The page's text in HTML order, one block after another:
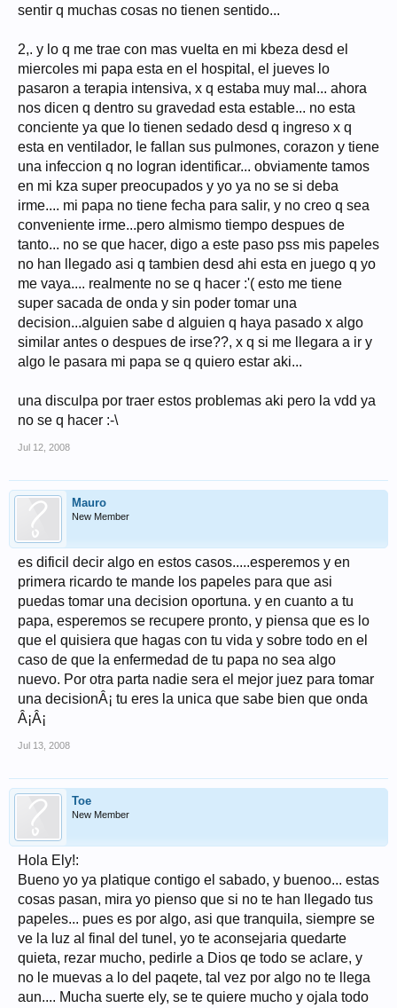
sentir q muchas cosas no tienen sentido...
2,. y lo q me trae con mas vuelta en mi kbeza desd el
miercoles mi papa esta en el hospital, el jueves lo
pasaron a terapia intensiva, x q estaba muy mal... ahora
nos dicen q dentro su gravedad esta estable... no esta
conciente ya que lo tienen sedado desd q ingreso x q
esta en ventilador, le fallan sus pulmones, corazon y tiene
una infeccion q no logran identificar... obviamente tamos
en mi kza super preocupados y yo ya no se si deba
irme.... mi papa no tiene fecha para salir, y no creo q sea
conveniente irme...pero almismo tiempo despues de
tanto... no se que hacer, digo a este paso pss mis papeles
no han llegado asi q tambien desd ahi esta en juego q yo
me vaya.... realmente no se q hacer :'( esto me tiene
super sacada de onda y sin poder tomar una
decision...alguien sabe d alguien q haya pasado x algo
similar antes o despues de irse??, x q si me llegara a ir y
algo le pasara mi papa se q quiero estar aki...
una disculpa por traer estos problemas aki pero la vdd ya
no se q hacer :-\
Jul 12, 2008
Mauro
New Member
es dificil decir algo en estos casos.....esperemos y en
primera ricardo te mande los papeles para que asi
puedas tomar una decision oportuna. y en cuanto a tu
papa, esperemos se recupere pronto, y piensa que es lo
que el quisiera que hagas con tu vida y sobre todo en el
caso de que la enfermedad de tu papa no sea algo
nuevo. Por otra parta nadie sera el mejor juez para tomar
una decisionÂ¡ tu eres la unica que sabe bien que onda
Â¡Â¡
Jul 13, 2008
Toe
New Member
Hola Ely!:
Bueno yo ya platique contigo el sabado, y buenoo... estas
cosas pasan, mira yo pienso que si no te han llegado tus
papeles... pues es por algo, asi que tranquila, siempre se
ve la luz al final del tunel, yo te aconsejaria quedarte
quieta, rezar mucho, pedirle a Dios qe todo se aclare, y
no le muevas a lo del paqete, tal vez por algo no te llega
aun.... Mucha suerte ely, se te quiere mucho y ojala todo